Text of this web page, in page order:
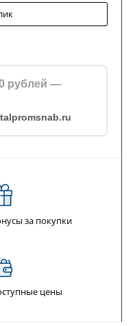
рублей —
за покупки
цены